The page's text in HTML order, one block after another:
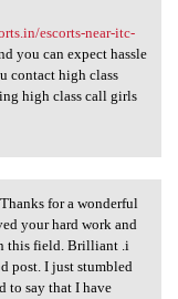
escorts-near-itc-
you can expect hassle
contact high class
high class call girls
for a wonderful
your hard work and
this field. Brilliant .i
post. I just stumbled
to say that I have